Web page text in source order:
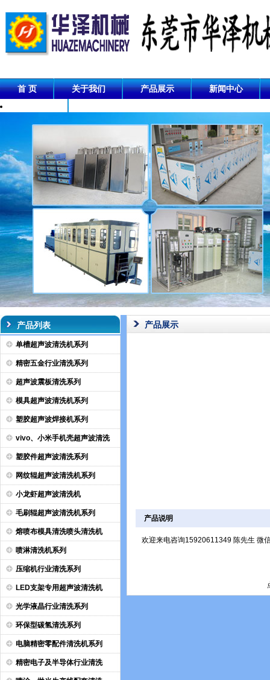
首 页 关于我们 产品展示 新闻中心
产品列表
单槽超声波清洗机系列
精密五金行业清洗系列
超声波震板清洗系列
模具超声波清洗机系列
塑胶超声波焊接机系列
vivo、小米手机壳超声波清洗
塑胶件超声波清洗系列
网纹辊超声波清洗机系列
小龙虾超声波清洗机
毛刷辊超声波清洗机系列
熔喷布模具清洗喷头清洗机
喷淋清洗机系列
压缩机行业清洗系列
LED支架专用超声波清洗机
光学液晶行业清洗系列
环保型碳氢清洗系列
电脑精密零配件清洗机系列
精密电子及半导体行业清洗
产品展示
产品说明
欢迎来电咨询15920611349 陈先生 微